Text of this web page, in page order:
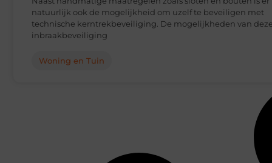
natuurlijk ook de mogelijkheid om uzelf te beveiligen met
technische kerntrekbeveiliging. De mogelijkheden van
inbraakbeveiliging
Woning en Tuin